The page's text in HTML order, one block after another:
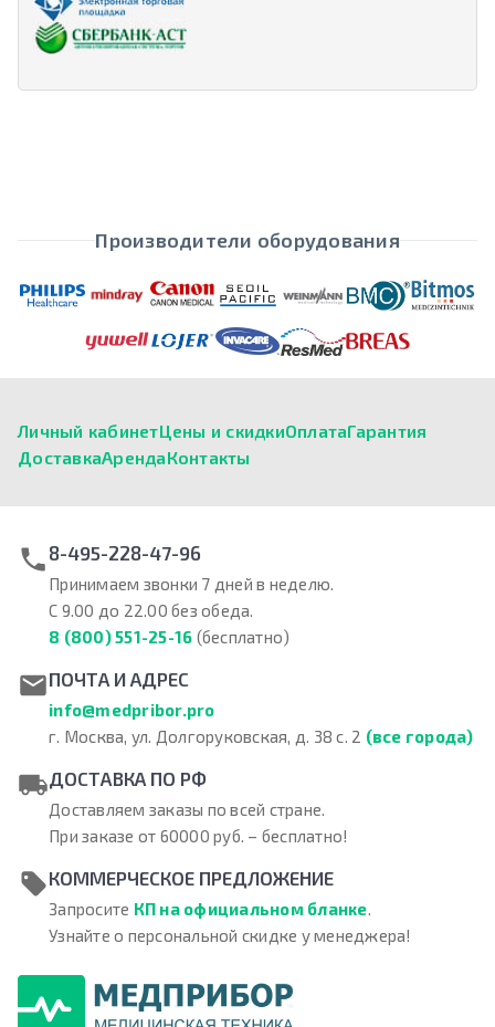
Производители оборудования
Личный кабинетЦены и скидкиОплатаГарантия
ДоставкаАрендаКонтакты
8-495-228-47-96
Принимаем звонки 7 дней в неделю.
С 9.00 до 22.00 без обеда.
8 (800) 551-25-16 (бесплатно)
ПОЧТА И АДРЕС
info@medpribor.pro
г. Москва, ул. Долгоруковская, д. 38 с. 2 (все города)
ДОСТАВКА ПО РФ
Доставляем заказы по всей стране.
При заказе от 60000 руб. – бесплатно!
КОММЕРЧЕСКОЕ ПРЕДЛОЖЕНИЕ
Запросите КП на официальном бланке.
Узнайте о персональной скидке у менеджера!